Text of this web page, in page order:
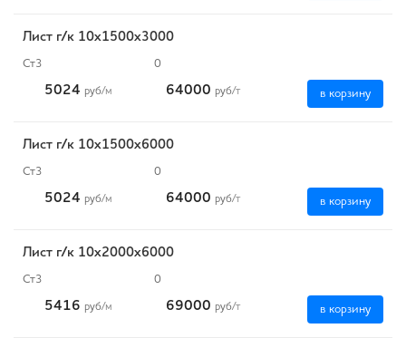
Лист г/к 10х1500х3000
Ст3 0
5024 руб/м 64000 руб/т в корзину
Лист г/к 10х1500х6000
Ст3 0
5024 руб/м 64000 руб/т в корзину
Лист г/к 10х2000х6000
Ст3 0
5416 руб/м 69000 руб/т в корзину